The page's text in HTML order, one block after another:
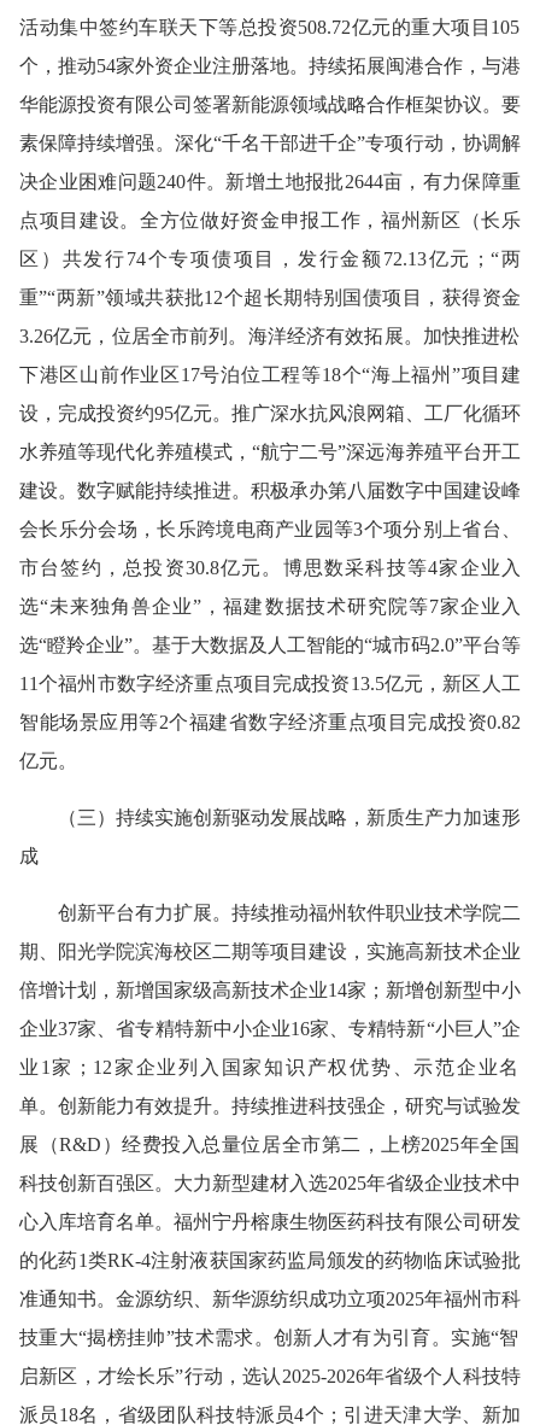
活动集中签约车联天下等总投资508.72亿元的重大项目105
个，推动54家外资企业注册落地。持续拓展闽港合作，与港
华能源投资有限公司签署新能源领域战略合作框架协议。 要
素保障持续增强。 深化“千名干部进千企”专项行动，协调解
决企业困难问题240件。新增土地报批2644亩，有力保障重
点项目建设。全方位做好资金申报工作，福州新区（长乐
区）共发行74个专项债项目，发行金额72.13亿元；“两
重”“两新”领域共获批12个超长期特别国债项目，获得资金
3.26亿元，位居全市前列。 海洋经济有效拓展。 加快推进松
下港区山前作业区17号泊位工程等18个“海上福州”项目建
设，完成投资约95亿元。推广深水抗风浪网箱、工厂化循环
水养殖等现代化养殖模式，“航宁二号”深远海养殖平台开工
建设。 数字赋能持续推进。 积极承办第八届数字中国建设峰
会长乐分会场，长乐跨境电商产业园等3个项分别上省台、
市台签约，总投资30.8亿元。博思数采科技等4家企业入
选“未来独角兽企业”，福建数据技术研究院等7家企业入
选“瞪羚企业”。基于大数据及人工智能的“城市码2.0”平台等
11个福州市数字经济重点项目完成投资13.5亿元 ， 新区人工
智能场景应用等2个福建省数字经济重点项目完成投资0.82
亿元。
（三）持续实施创新驱动发展战略，新质生产力加速形
成
创新平台有力扩展。 持续推动福州软件职业技术学院二
期、阳光学院滨海校区二期等项目建设，实施高新技术企业
倍增计划，新增国家级高新技术企业14家；新增创新型中小
企业37家、省专精特新中小企业16家、专精特新“小巨人”企
业1家；12家企业列入国家知识产权优势、示范企业名
单。 创新能力有效提升。 持续推进科技强企，研究与试验发
展（R&D）经费投入总量位居全市第二 ，
上榜2025年全国
科技创新百强区。大力新型建材入选2025年省级企业技术中
心入库培育名单。福州宁丹榕康生物医药科技有限公司研发
的化药1类RK-4注射液获国家药监局颁发的药物临床试验批
准通知书。金源纺织、新华源纺织成功立项2025年福州市科
技重大“揭榜挂帅”技术需求。 创新人才有为引育。 实施“智
启新区，才绘长乐”行动，选认2025-2026年省级个人科技特
派员18名，省级团队科技特派员4个；引进天津大学、新加